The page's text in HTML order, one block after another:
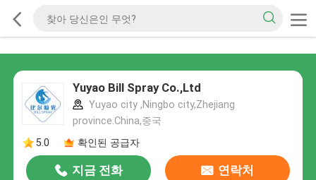
Yuyao Bill Spray Co.,Ltd
Yuyao city ,Ningbo city,Zhejiang
province.China,중국
5.0
확인된 공급자
지금 전화 연락처